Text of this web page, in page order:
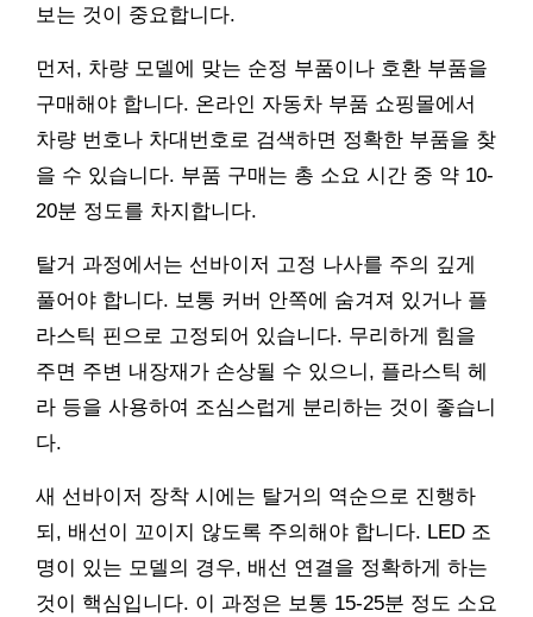
보는 것이 중요합니다.
먼저, 차량 모델에 맞는 순정 부품이나 호환 부품을
구매해야 합니다. 온라인 자동차 부품 쇼핑몰에서
차량 번호나 차대번호로 검색하면 정확한 부품을 찾
을 수 있습니다. 부품 구매는 총 소요 시간 중 약 10-
20분 정도를 차지합니다.
탈거 과정에서는 선바이저 고정 나사를 주의 깊게
풀어야 합니다. 보통 커버 안쪽에 숨겨져 있거나 플
라스틱 핀으로 고정되어 있습니다. 무리하게 힘을
주면 주변 내장재가 손상될 수 있으니, 플라스틱 헤
라 등을 사용하여 조심스럽게 분리하는 것이 좋습니
다.
새 선바이저 장착 시에는 탈거의 역순으로 진행하
되, 배선이 꼬이지 않도록 주의해야 합니다. LED 조
명이 있는 모델의 경우, 배선 연결을 정확하게 하는
것이 핵심입니다. 이 과정은 보통 15-25분 정도 소요